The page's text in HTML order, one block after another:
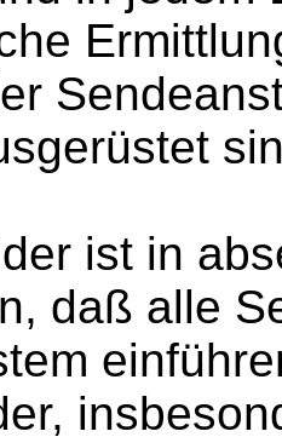
ist in
daß alle